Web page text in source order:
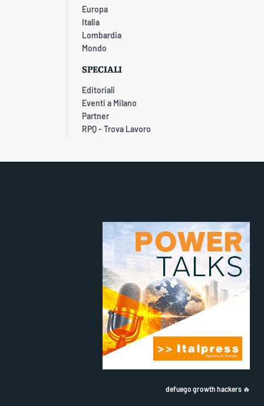
Europa
Italia
Lombardia
Mondo
SPECIALI
Editoriali
Eventi a Milano
Partner
RPQ - Trova Lavoro
defuego growth hackers 🔥